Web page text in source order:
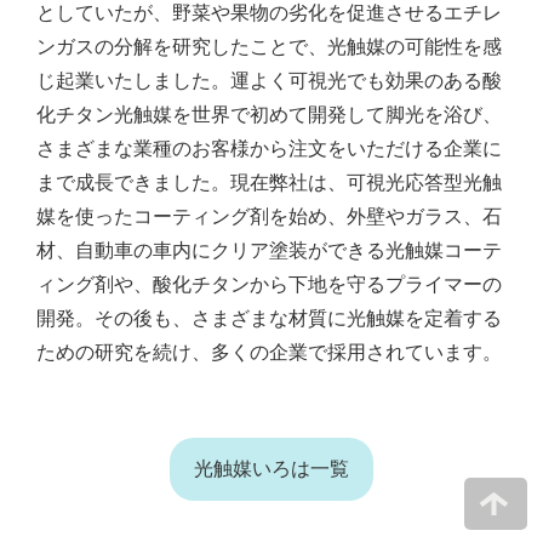
としていたが、野菜や果物の劣化を促進させるエチレ
ンガスの分解を研究したことで、光触媒の可能性を感
じ起業いたしました。運よく可視光でも効果のある酸
化チタン光触媒を世界で初めて開発して脚光を浴び、
さまざまな業種のお客様から注文をいただける企業に
まで成長できました。現在弊社は、可視光応答型光触
媒を使ったコーティング剤を始め、外壁やガラス、石
材、自動車の車内にクリア塗装ができる光触媒コーテ
ィング剤や、酸化チタンから下地を守るプライマーの
開発。その後も、さまざまな材質に光触媒を定着する
ための研究を続け、多くの企業で採用されています。
光触媒いろは一覧